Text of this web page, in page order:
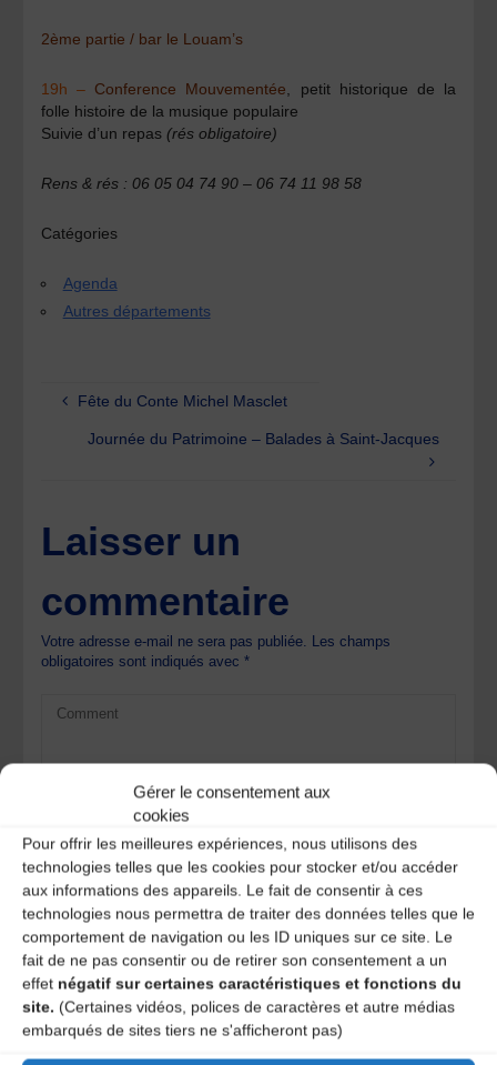
Gérer le consentement aux
cookies
Pour offrir les meilleures expériences, nous utilisons des
technologies telles que les cookies pour stocker et/ou accéder
aux informations des appareils. Le fait de consentir à ces
technologies nous permettra de traiter des données telles que le
comportement de navigation ou les ID uniques sur ce site. Le
fait de ne pas consentir ou de retirer son consentement a un
effet négatif sur certaines caractéristiques et fonctions du
site. (Certaines vidéos, polices de caractères et autre médias
embarqués de sites tiers ne s'afficheront pas)
2ème partie / bar le Louam’s
19h – Conference Mouvementée , petit historique de la
folle histoire de la musique populaire
Suivie d’un repas (rés obligatoire)
Rens & rés : 06 05 04 74 90 – 06 74 11 98 58
Catégories
Agenda
Autres départements
Fête du Conte Michel Masclet
Journée du Patrimoine – Balades à Saint-Jacques
Laisser un
commentaire
Votre adresse e-mail ne sera pas publiée. Les champs
obligatoires sont indiqués avec*
Save my name, email, and site URL in my browser for next
time I post a comment.